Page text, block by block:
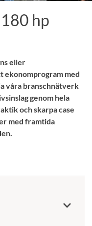
hp
eller
ekonomprogram med
våra branschnätverk
genom hela
och skarpa case
med framtida